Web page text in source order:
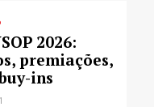
2026:
premiações,
ins